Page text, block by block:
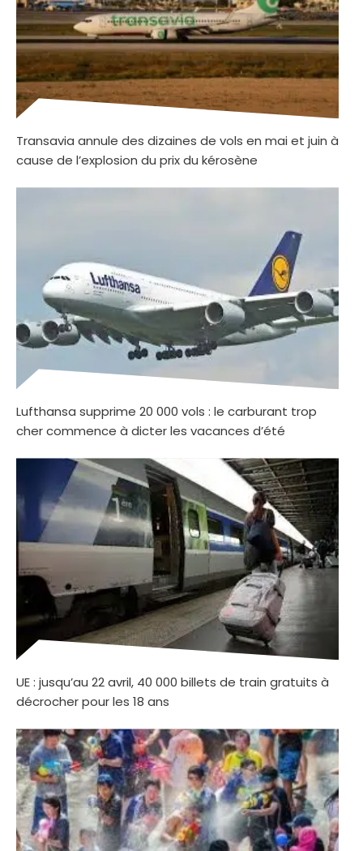
Transavia annule des dizaines de vols en mai et juin à
cause de l’explosion du prix du kérosène
Lufthansa supprime 20 000 vols : le carburant trop
cher commence à dicter les vacances d’été
UE : jusqu’au 22 avril, 40 000 billets de train gratuits à
décrocher pour les 18 ans